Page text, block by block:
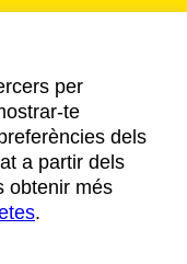
per
te
dels
a partir dels
obtenir més
.